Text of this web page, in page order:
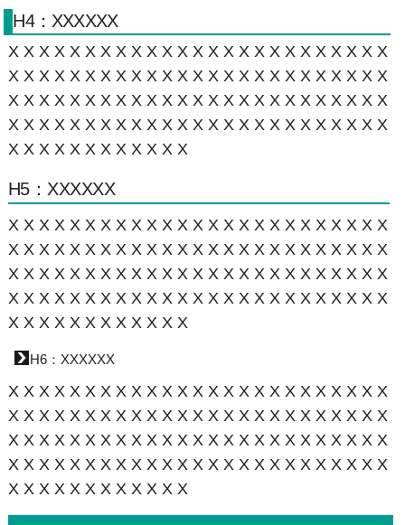
H4：XXXXXX
XXXXXXXXXXXXXXXXXXXXXXXXX
XXXXXXXXXXXXXXXXXXXXXXXXX
XXXXXXXXXXXXXXXXXXXXXXXXX
XXXXXXXXXXXXXXXXXXXXXXXXX
XXXXXXXXXXXX
H5：XXXXXX
XXXXXXXXXXXXXXXXXXXXXXXXX
XXXXXXXXXXXXXXXXXXXXXXXXX
XXXXXXXXXXXXXXXXXXXXXXXXX
XXXXXXXXXXXXXXXXXXXXXXXXX
XXXXXXXXXXXX
H6：XXXXXX
XXXXXXXXXXXXXXXXXXXXXXXXX
XXXXXXXXXXXXXXXXXXXXXXXXX
XXXXXXXXXXXXXXXXXXXXXXXXX
XXXXXXXXXXXXXXXXXXXXXXXXX
XXXXXXXXXXXX